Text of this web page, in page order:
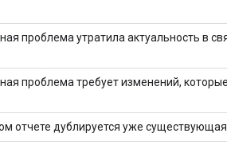
проблема утратила актуальность в
проблема требует изменений,
отчете дублируется уже